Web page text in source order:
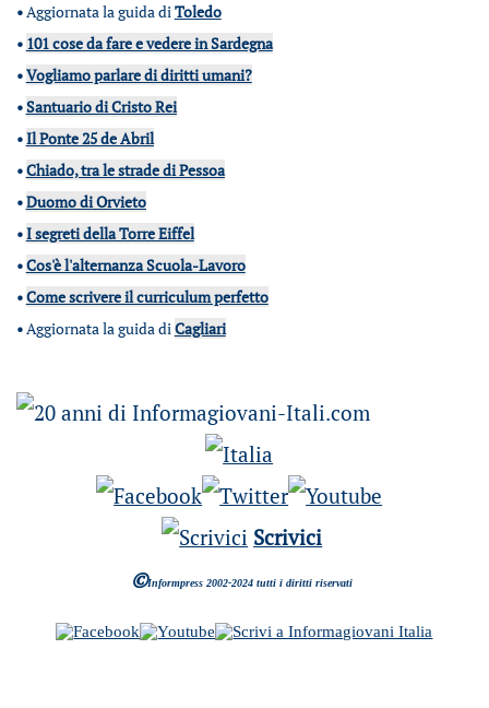
•Aggiornata la guida diToledo
• 101 cose da fare e vedere in Sardegna
•Vogliamo parlare di diritti umani?
•Santuario di Cristo Rei
•Il Ponte 25 de Abril
•Chiado, tra le strade di Pessoa
•Duomo di Orvieto
•I segreti della Torre Eiffel
•Cos'è l'alternanza Scuola-Lavoro
•Come scrivere il curriculum perfetto
•Aggiornata la guida diCagliari
Scrivici
©Informpress 2002-2024 tutti i diritti riservati